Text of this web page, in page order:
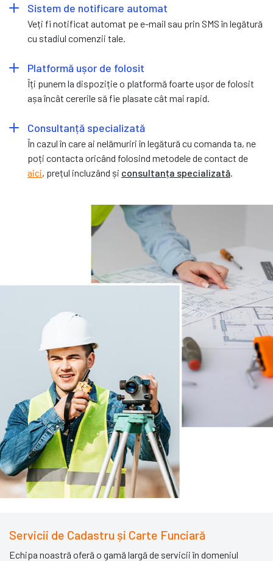
Sistem de notificare automat
Veți fi notificat automat pe e-mail sau prin SMS în legătură
cu stadiul comenzii tale.
Platformă ușor de folosit
Îți punem la dispoziție o platformă foarte ușor de folosit
așa încât cererile să fie plasate cât mai rapid.
Consultanță specializată
În cazul în care ai nelămuriri în legătură cu comanda ta, ne
poți contacta oricând folosind metodele de contact de
aici, prețul incluzând și consultanța specializată.
Servicii de Cadastru și Carte Funciară
Echipa noastră oferă o gamă largă de servicii în domeniul